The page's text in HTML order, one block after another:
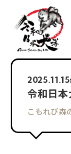
2025.11.15
令和日
こもれび森